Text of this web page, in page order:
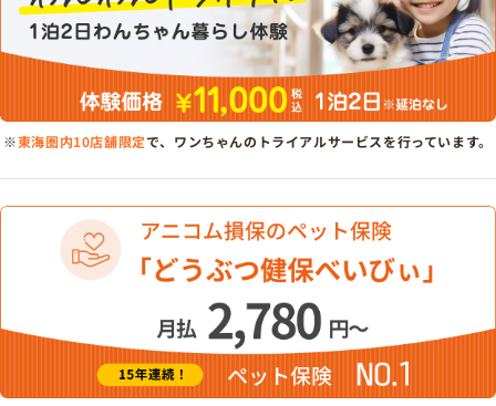
※東海圏内10店舗限定で、ワンちゃんのトライアルサービスを行っています。